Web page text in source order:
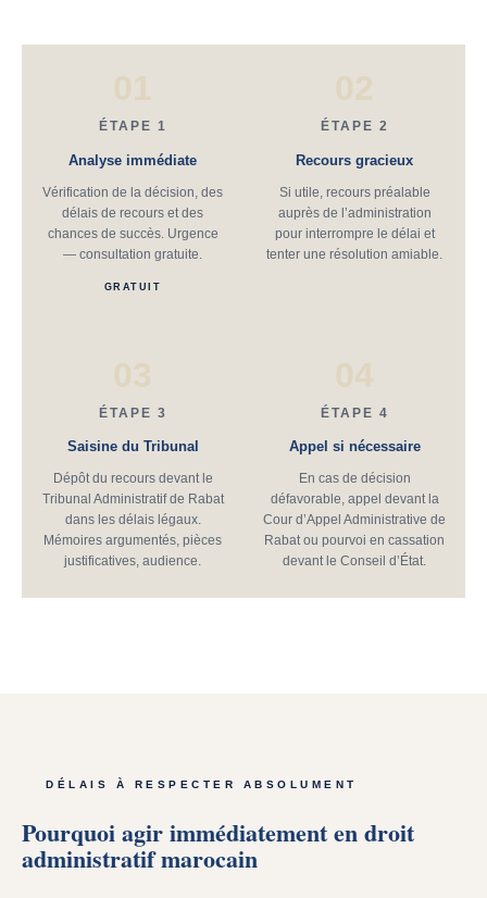
01
ÉTAPE 1
Analyse immédiate
Vérification de la décision, des
délais de recours et des
chances de succès. Urgence
— consultation gratuite.
GRATUIT
02
ÉTAPE 2
Recours gracieux
Si utile, recours préalable
auprès de l’administration
pour interrompre le délai et
tenter une résolution amiable.
03
ÉTAPE 3
Saisine du Tribunal
Dépôt du recours devant le
Tribunal Administratif de Rabat
dans les délais légaux.
Mémoires argumentés, pièces
justificatives, audience.
04
ÉTAPE 4
Appel si nécessaire
En cas de décision
défavorable, appel devant la
Cour d’Appel Administrative de
Rabat ou pourvoi en cassation
devant le Conseil d’État.
DÉLAIS À RESPECTER ABSOLUMENT
Pourquoi agir immédiatement en droit
administratif marocain